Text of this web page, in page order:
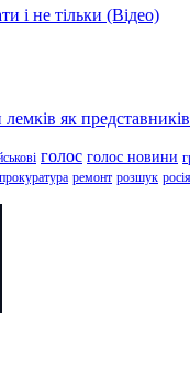
і не тільки (Відео)
як
голос голос новини
прокуратура ремонт розшук росія